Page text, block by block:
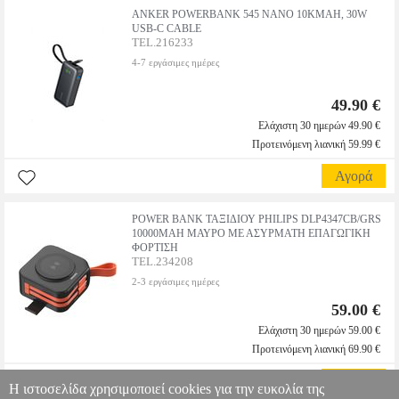
ANKER POWERBANK 545 NANO 10KMAH, 30W
USB-C CABLE
TEL.216233
4-7 εργάσιμες ημέρες
49.90 €
Ελάχιστη 30 ημερών 49.90 €
Προτεινόμενη λιανική 59.99 €
Αγορά
POWER BANK ΤΑΞΙΔΙΟΥ PHILIPS DLP4347CB/GRS
10000MAH ΜΑΥΡΟ ΜΕ ΑΣΥΡΜΑΤΗ ΕΠΑΓΩΓΙΚΗ
ΦΟΡΤΙΣΗ
TEL.234208
2-3 εργάσιμες ημέρες
59.00 €
Ελάχιστη 30 ημερών 59.00 €
Προτεινόμενη λιανική 69.90 €
Η ιστοσελίδα χρησιμοποιεί cookies για την ευκολία της